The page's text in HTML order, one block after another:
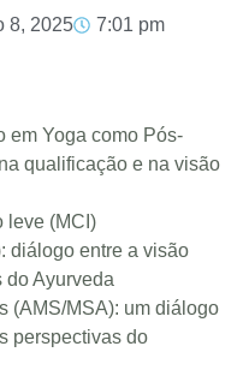
8, 2025 7:01 pm
em Yoga como Pós-
qualificação e na visão
leve (MCI)
diálogo entre a visão
do Ayurveda
(AMS/MSA): um diálogo
perspectivas do